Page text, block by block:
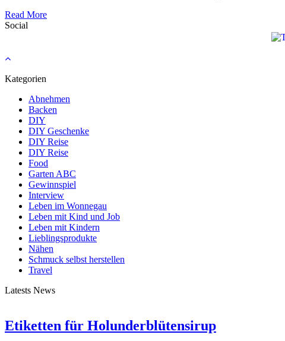
Read More
Social
Kategorien
Abnehmen
Backen
DIY
DIY Geschenke
DIY Reise
DIY Reise
Food
Garten ABC
Gewinnspiel
Interview
Leben im Wonnegau
Leben mit Kind und Job
Leben mit Kindern
Lieblingsprodukte
Nähen
Schmuck selbst herstellen
Travel
Latests News
Etiketten für Holunderblütensirup